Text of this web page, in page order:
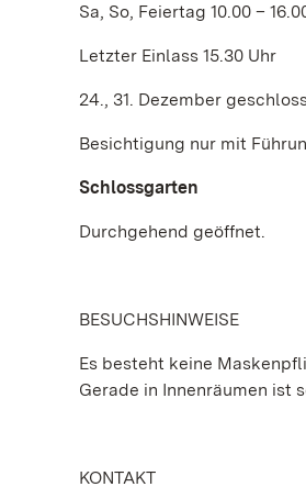
Sa, So, Feiertag 10.00 –
Letzter Einlass 15.30 Uhr
24., 31. Dezember
Besichtigung nur mit
Schlossgarten
Durchgehend geöffnet.
BESUCHSHINWEISE
Es besteht keine
Gerade in Innenräumen ist
KONTAKT